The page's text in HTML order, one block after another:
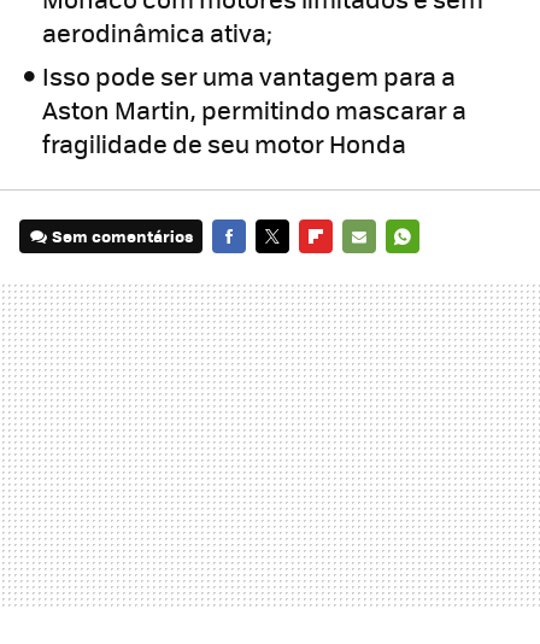
aerodinâmica ativa;
Isso pode ser uma vantagem para a
Aston Martin, permitindo mascarar a
fragilidade de seu motor Honda
Sem comentários
MAIL